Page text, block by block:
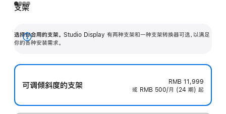
支架
选择你合用的支架。 Studio Display 有两种支架和一种支架转换器可选，以满足
你的各种安装需求。
展
可调倾斜度的支架
RMB 11,999
或 RMB 500/月 (24 期) 起